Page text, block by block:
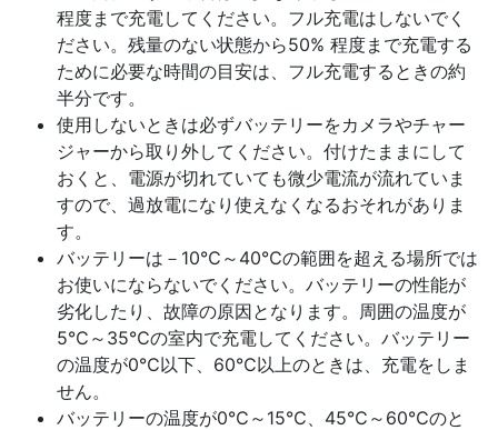
程度まで充電してください。フル充電はしないでく
ださい。残量のない状態から50% 程度まで充電する
ために必要な時間の目安は、フル充電するときの約
半分です。
使用しないときは必ずバッテリーをカメラやチャー
ジャーから取り外してください。付けたままにして
おくと、電源が切れていても微少電流が流れていま
すので、過放電になり使えなくなるおそれがありま
す。
バッテリーは－10℃～40℃の範囲を超える場所では
お使いにならないでください。バッテリーの性能が
劣化したり、故障の原因となります。周囲の温度が
5℃～35℃の室内で充電してください。バッテリー
の温度が0℃以下、60℃以上のときは、充電をしま
せん。
バッテリーの温度が0℃～15℃、45℃～60℃のと